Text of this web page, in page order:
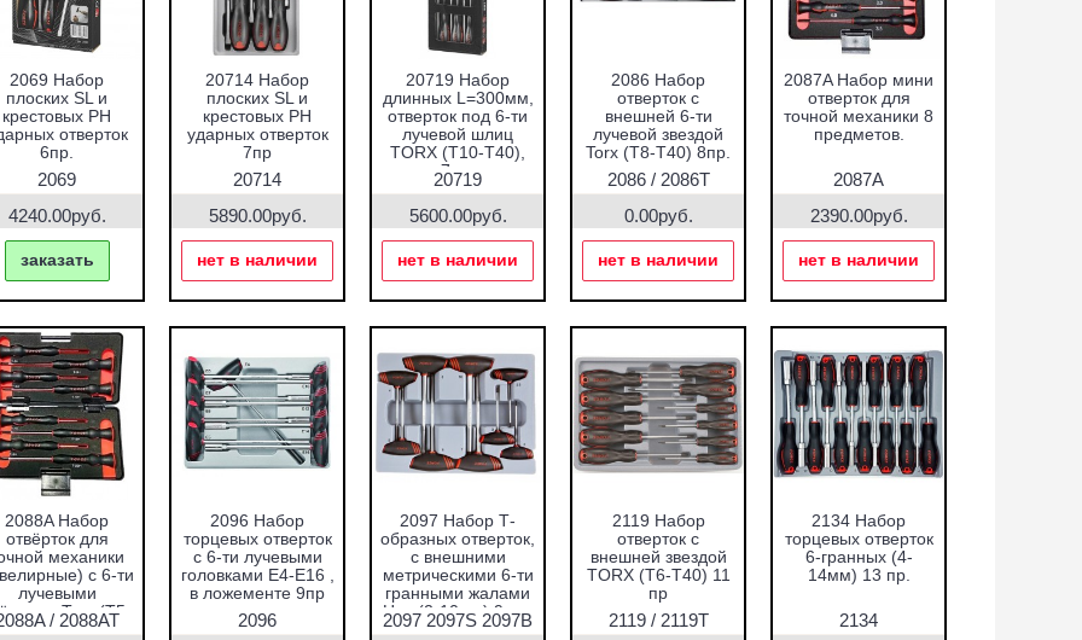
2069 Набор
плоских SL и
крестовых PH
отверток
6пр.
2069
4240.00руб.
заказать
20714 Набор
плоских SL и
крестовых PH
ударных отверток
7пр
20714
5890.00руб.
нет в наличии
20719 Набор
длинных L=300мм,
отверток под 6-ти
лучевой шлиц
TORX (T10-T40),
7пр.
20719
5600.00руб.
нет в наличии
2086 Набор
отверток с
внешней 6-ти
лучевой звездой
Torx (Т8-Т40) 8пр.
2086 / 2086T
0.00руб.
нет в наличии
2087A Набор мини
отверток для
точной механики 8
предметов.
2087A
2390.00руб.
нет в наличии
2088A Набор
отвёрток для
механики
с 6-ти
лучевыми
Torx (T5-
T20) 8пр.
/ 2088AT
2096 Набор
торцевых отверток
с 6-ти лучевыми
головками Е4-Е16 ,
в ложементе 9пр
2096
2097 Набор Т-
образных отверток,
с внешними
метрическими 6-ти
гранными жалами
Hex (2-10мм) 9 пр.
2097 2097S 2097B
2119 Набор
отверток с
внешней звездой
TORX (Т6-Т40) 11
пр
2119 / 2119Т
2134 Набор
торцевых отверток
6-гранных (4-
14мм) 13 пр.
2134